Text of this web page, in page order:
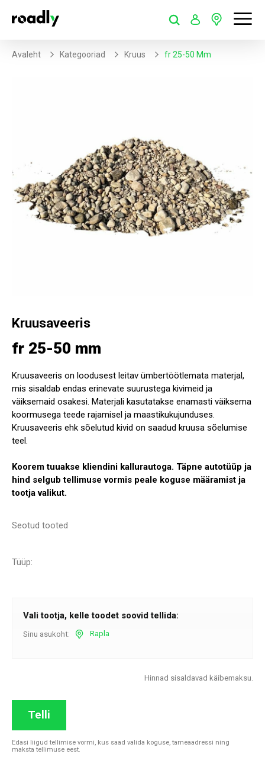
Avaleht Kategooriad Kruus Fr 25-50 Mm
Kruusaveeris
fr 25-50 mm
Kruusaveeris on loodusest leitav ümbertöötlemata materjal,
mis sisaldab endas erinevate suurustega kivimeid ja
väiksemaid osakesi. Materjali kasutatakse enamasti väiksema
koormusega teede rajamisel ja maastikukujunduses.
Kruusaveeris ehk sõelutud kivid on saadud kruusa sõelumise
teel.
Koorem tuuakse kliendini kallurautoga. Täpne autotüüp ja
hind selgub tellimuse vormis peale koguse määramist ja
tootja valikut.
Seotud tooted
Tüüp:
Vali tootja, kelle toodet soovid tellida:
Sinu asukoht: Rapla
Hinnad sisaldavad käibemaksu.
Telli
Edasi liigud tellimise vormi, kus saad valida koguse, tarneaadressi ning
maksta tellimuse eest.